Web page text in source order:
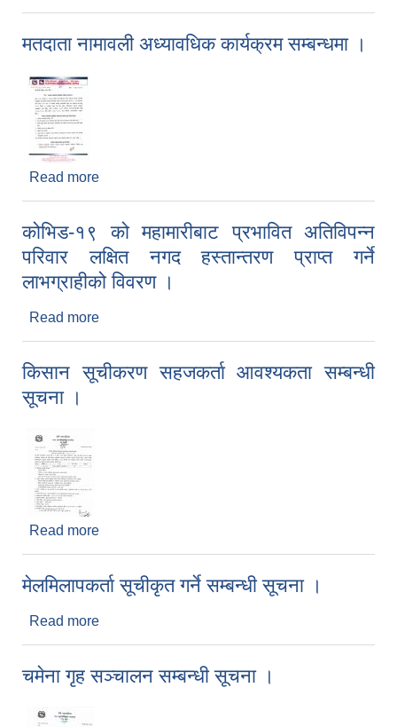
मतदाता नामावली अध्यावधिक कार्यक्रम सम्बन्धमा ।
Read more
कोभिड-१९ को महामारीबाट प्रभावित अतिविपन्न
परिवार लक्षित नगद हस्तान्तरण प्राप्त गर्ने
लाभग्राहीको विवरण ।
Read more
किसान सूचीकरण सहजकर्ता आवश्यकता सम्बन्धी
सूचना ।
Read more
मेलमिलापकर्ता सूचीकृत गर्ने सम्बन्धी सूचना ।
Read more
चमेना गृह सञ्‍चालन सम्बन्धी सूचना ।